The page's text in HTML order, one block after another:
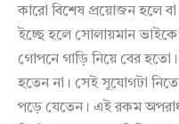
কারো বিশেষ প্রয়োজন হলে
ইচ্ছে হলে সোলায়মান
গোপনে গাড়ি নিয়ে বের হতো।
হতেন না। সেই সুযোগটা
পড়ে যেতেন। এই রকম